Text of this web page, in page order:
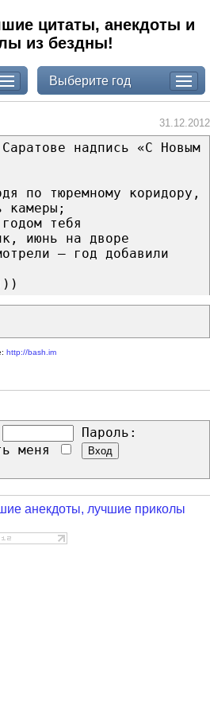
цитаты, анекдоты и
из бездны!
Выберите год
31.12.2012
надпись «С Новым
по тюремному коридору,
камеры;
тебя
июнь на дворе
– год добавили
http://bash.im
Пароль:
меня
анекдоты, лучшие приколы